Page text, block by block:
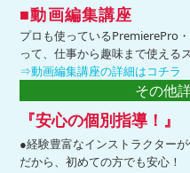
■動画編集講座
プロも使っているPremierePro
って、仕事から趣味まで使える
⇒動画編集講座の詳細はコチラ
その他
『安心の個別指導！』
●経験豊富なインストラクター
だから、初めての方でも安心！